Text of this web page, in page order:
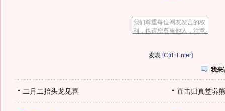
[Ctrl+Enter]
我来
二月二抬头龙见喜 直击归真堂养